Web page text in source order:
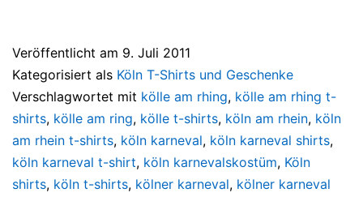
Veröffentlicht am 9. Juli 2011
Kategorisiert als Köln T-Shirts und Geschenke
Verschlagwortet mit kölle am rhing, kölle am rhing t-
shirts, kölle am ring, kölle t-shirts, köln am rhein, köln
am rhein t-shirts, köln karneval, köln karneval shirts,
köln karneval t-shirt, köln karnevalskostüm, Köln
shirts, köln t-shirts, kölner karneval, kölner karneval